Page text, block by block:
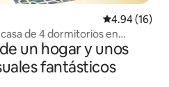
Calificación
4.94 (16)
de 4 dormitorios en
un hogar y unos
fantásticos